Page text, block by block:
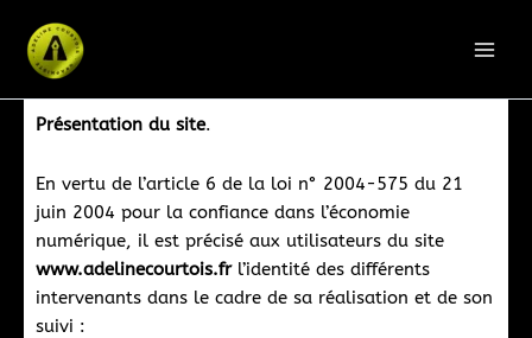
contenu
Présentation du site.
En vertu de l’article 6 de la loi n° 2004-575 du 21
juin 2004 pour la confiance dans l’économie
numérique, il est précisé aux utilisateurs du site
www.adelinecourtois.frl’identité des différents
intervenants dans le cadre de sa réalisation et de son
suivi :